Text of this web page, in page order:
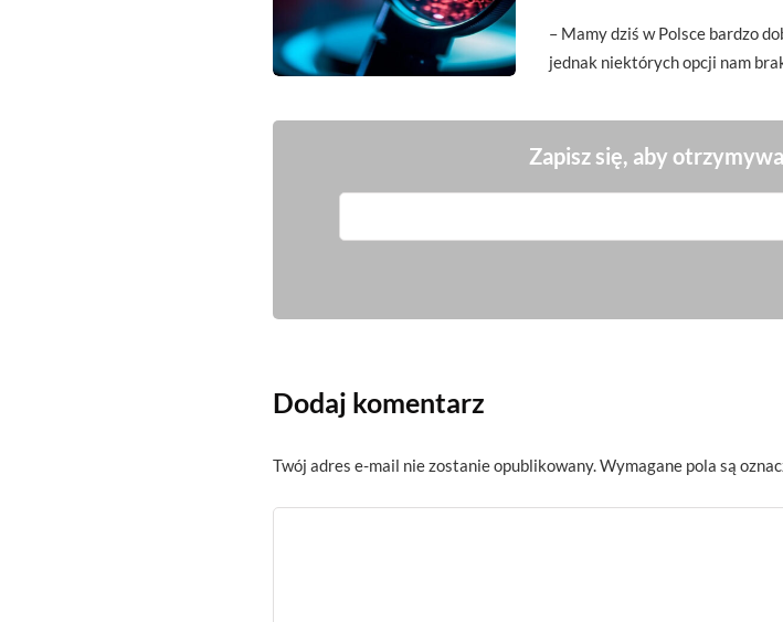
– Mamy dziś w Polsce bardzo
jednak niektórych opcji nam
Zapisz się, aby
Dodaj komentarz
Twój adres e-mail nie zostanie opublikowany.Wymagane pola są